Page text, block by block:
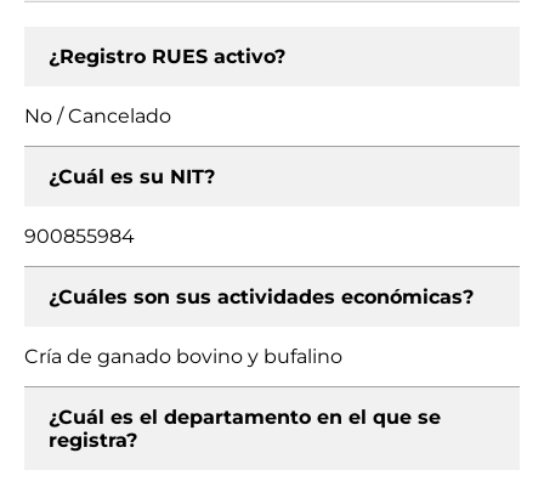
¿Registro RUES activo?
No / Cancelado
¿Cuál es su NIT?
900855984
¿Cuáles son sus actividades económicas?
Cría de ganado bovino y bufalino
¿Cuál es el departamento en el que se
registra?